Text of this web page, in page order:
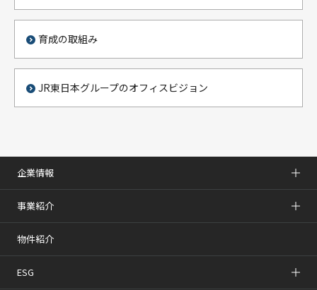
育成の取組み
JR東日本グループのオフィスビジョン
企業情報
事業紹介
物件紹介
ESG